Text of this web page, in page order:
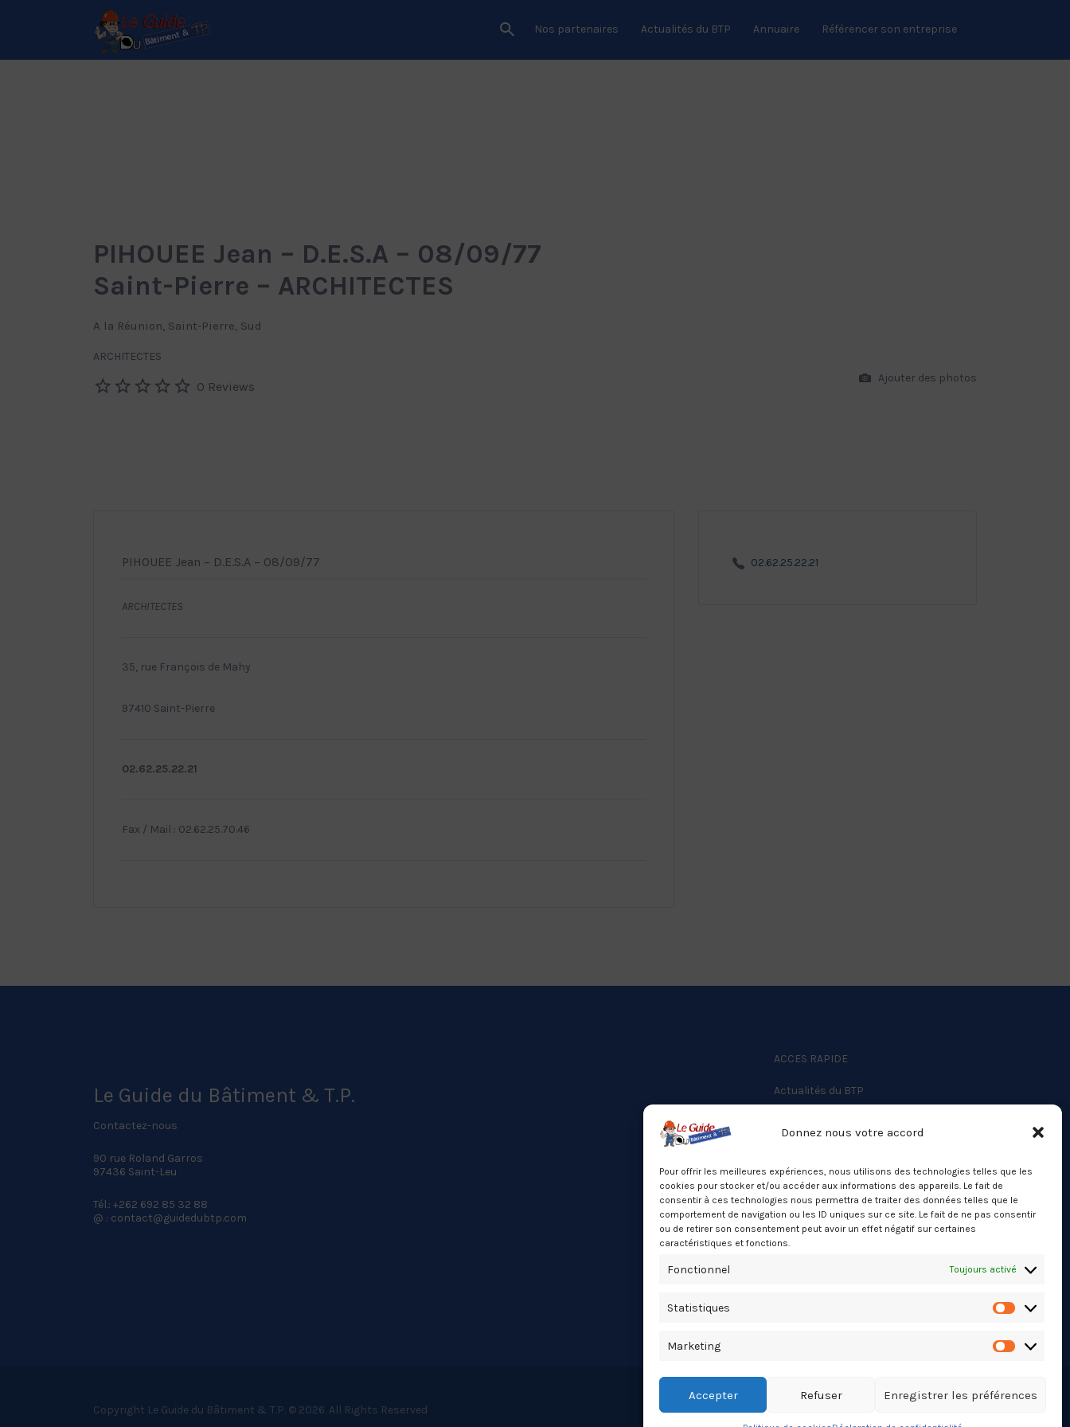
Donnez nous votre accord
Pour offrir les meilleures expériences, nous utilisons des technologies telles que les
cookies pour stocker et/ou accéder aux informations des appareils. Le fait de
consentir à ces technologies nous permettra de traiter des données telles que le
comportement de navigation ou les ID uniques sur ce site. Le fait de ne pas consentir
ou de retirer son consentement peut avoir un effet négatif sur certaines
caractéristiques et fonctions.
Fonctionnel Toujours activé
Statistiques
Marketing Marketing
Accepter Refuser Enregistrer les préférences
Nos partenaires Actualités du BTP Annuaire Référencer son entreprise
Rechercher:
PIHOUEE Jean – D.E.S.A – 08/09/77
Saint-Pierre – ARCHITECTES
A la Réunion, Saint-Pierre, Sud
ARCHITECTES
0 Reviews
Ajouter des photos
PIHOUEE Jean – D.E.S.A – 08/09/77
ARCHITECTES
35, rue François de Mahy
97410 Saint-Pierre
02.62.25.22.21
Fax / Mail : 02.62.25.70.46
02.62.25.22.21
Le Guide du Bâtiment & T.P.
Contactez-nous
90 rue Roland Garros
97436 Saint-Leu
Tél.: +262 692 85 32 88
@ : contact@guidedubtp.com
ACCES RAPIDE
Actualités du BTP
Mentions légales
Nos partenaires
Politique de confidentialité
Copyright Le Guide du Bâtiment & T.P. © 2026. All Rights Reserved